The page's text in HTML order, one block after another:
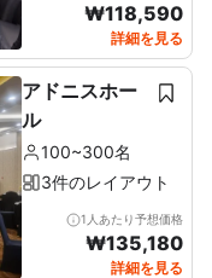
₩118,590
詳細を見る
アドニスホー
ル
100~300名
3件のレイアウト
1人あたり予想価格
₩135,180
詳細を見る